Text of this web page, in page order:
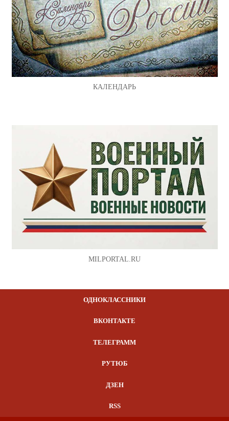
КАЛЕНДАРЬ
MILPORTAL.RU
ОДНОКЛАССНИКИ
ВКОНТАКТЕ
ТЕЛЕГРАММ
РУТЮБ
ДЗЕН
RSS